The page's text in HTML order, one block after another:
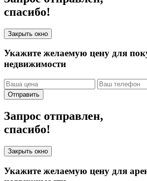
спасибо!
Закрыть окно
Укажите желаемую цену для
недвижимости
Отправить
Запрос отправлен,
спасибо!
Закрыть окно
Укажите желаемую цену для